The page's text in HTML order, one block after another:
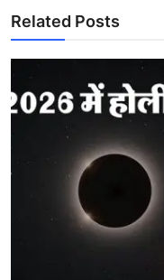
Related Posts